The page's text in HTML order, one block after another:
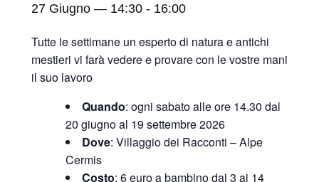
27 Giugno — 14:30 - 16:00
Tutte le settimane un esperto di natura e antichi
mestieri vi farà vedere e provare con le vostre mani
il suo lavoro
Quando: ogni sabato alle ore 14.30 dal
20 giugno al 19 settembre 2026
Dove: Villaggio dei Racconti – Alpe
Cermis
Costo: 6 euro a bambino dai 3 ai 14